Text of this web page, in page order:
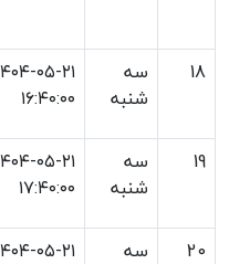
18
سه
شنبه
۱۴۰۴-۰۵-۲۱
۱۶:۴۰:۰۰
19
سه
شنبه
۱۴۰۴-۰۵-۲۱
۱۷:۴۰:۰۰
20
سه
۱۴۰۴-۰۵-۲۱